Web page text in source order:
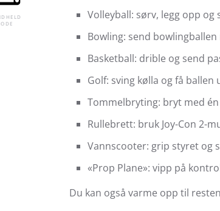
Volleyball: sørv, legg opp og
Bowling: send
Basketball: drible og send
Golf: sving kølla og få
Tommelbryting: bryt med
Rullebrett: bruk Joy-Con 2-
Vannscooter: grip styret og
«Prop Plane»: vipp på
Du kan også varme opp til